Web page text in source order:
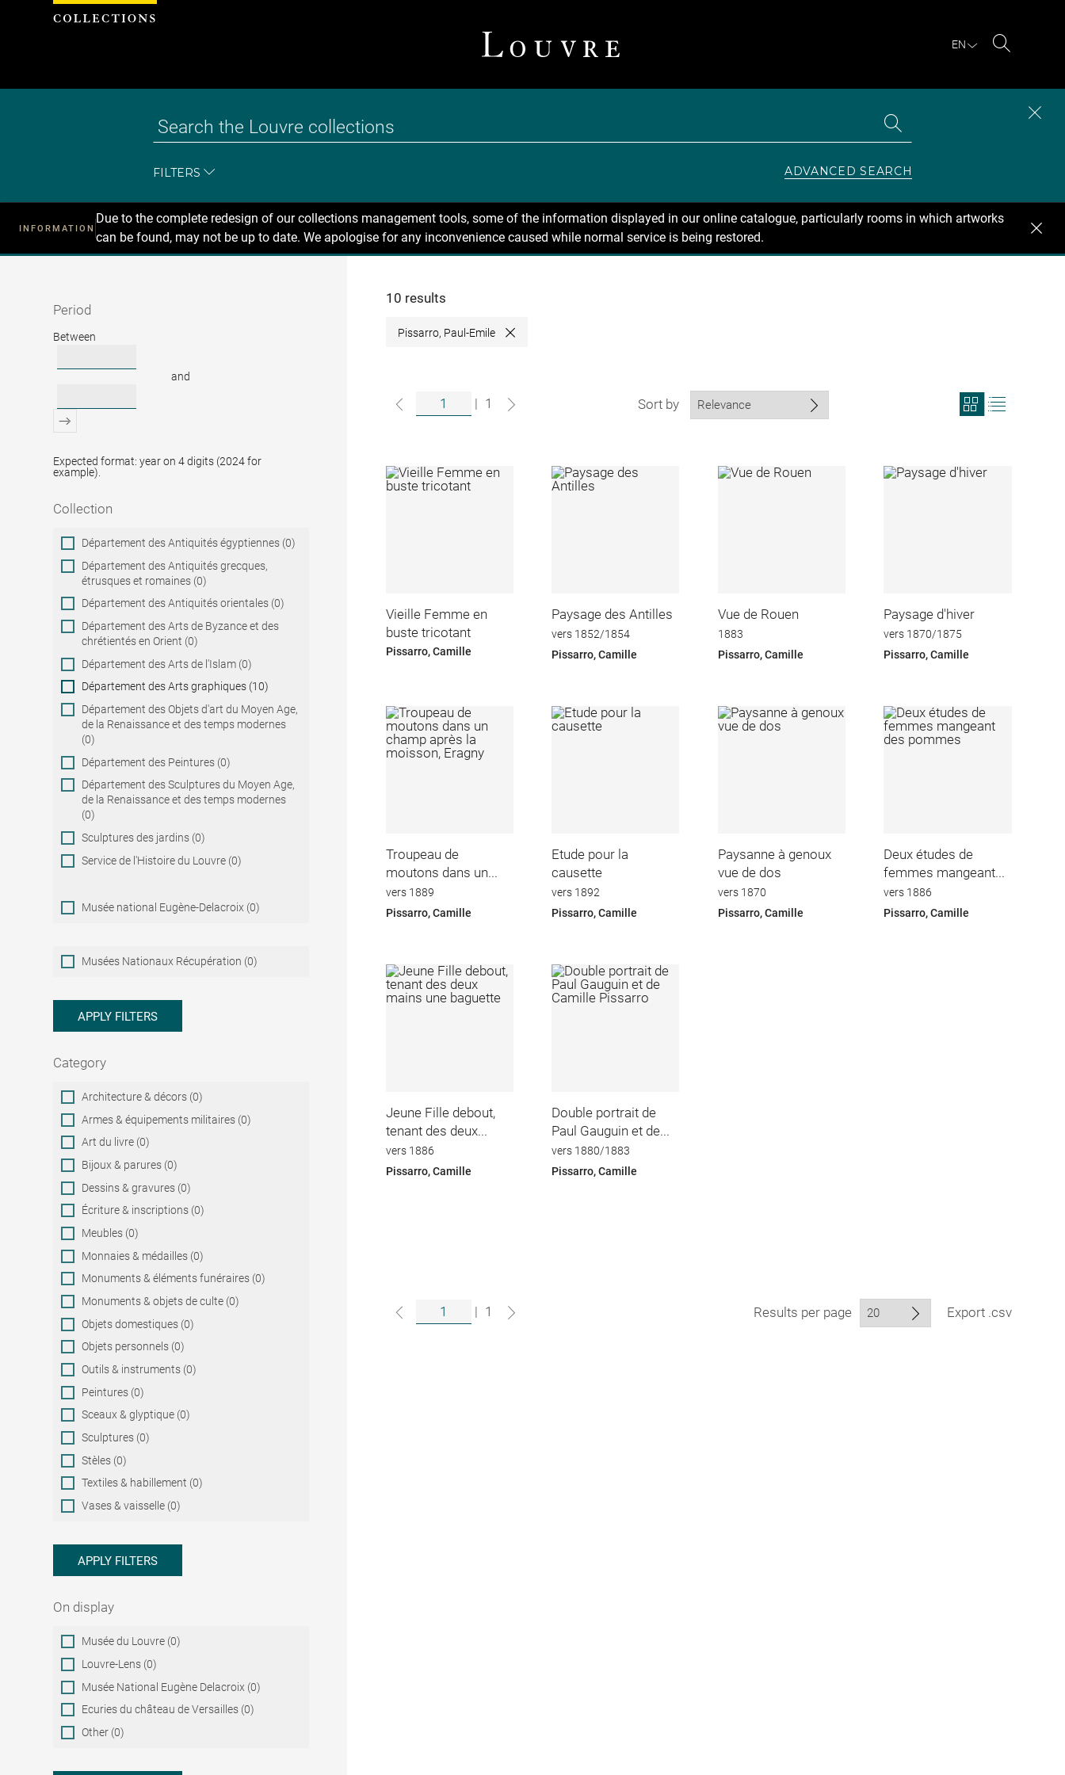
EN
FILTERS ADVANCED SEARCH
INFORMATION
Due to the complete redesign of our collections management tools, some of the information displayed in our online catalogue, particularly rooms in which artworks
can be found, may not be up to date. We apologise for any inconvenience caused while normal service is being restored.
Recherche
Period
Period
Between
and
Expected format: year on 4 digits (2024 for
example).
Collection
Collection
Département des Antiquités égyptiennes (0)
Département des Antiquités grecques,
étrusques et romaines (0)
Département des Antiquités orientales (0)
Département des Arts de Byzance et des
chrétientés en Orient (0)
Département des Arts de l'Islam (0)
Département des Arts graphiques (10)
Département des Objets d'art du Moyen Age,
de la Renaissance et des temps modernes
(0)
Département des Peintures (0)
Département des Sculptures du Moyen Age,
de la Renaissance et des temps modernes
(0)
Sculptures des jardins (0)
Service de l'Histoire du Louvre (0)
Musée national Eugène-Delacroix (0)
Musées
Nationaux
Musées Nationaux Récupération (0)
APPLY FILTERS
Category
Category
Architecture & décors (0)
Armes & équipements militaires (0)
Art du livre (0)
Bijoux & parures (0)
Dessins & gravures (0)
Écriture & inscriptions (0)
Meubles (0)
Monnaies & médailles (0)
Monuments & éléments funéraires (0)
Monuments & objets de culte (0)
Objets domestiques (0)
Objets personnels (0)
Outils & instruments (0)
Peintures (0)
Sceaux & glyptique (0)
Sculptures (0)
Stèles (0)
Textiles & habillement (0)
Vases & vaisselle (0)
APPLY FILTERS
On display
On
display
Musée du Louvre (0)
Louvre-Lens (0)
Musée National Eugène Delacroix (0)
Ecuries du château de Versailles (0)
Other (0)
10 results
Pissarro, Paul-Emile Close
| 1 Sort by
View
search
Vieille Femme en
buste tricotant
Pissarro, Camille
Paysage des Antilles
vers 1852/1854
Pissarro, Camille
Vue de Rouen
1883
Pissarro, Camille
Paysage d'hiver
vers 1870/1875
Pissarro, Camille
Troupeau de
moutons dans un...
vers 1889
Pissarro, Camille
Etude pour la
causette
vers 1892
Pissarro, Camille
Paysanne à genoux
vue de dos
vers 1870
Pissarro, Camille
Deux études de
femmes mangeant...
vers 1886
Pissarro, Camille
Jeune Fille debout,
tenant des deux...
vers 1886
Pissarro, Camille
Double portrait de
Paul Gauguin et de...
vers 1880/1883
Pissarro, Camille
| 1 Results per page Export .csv
Cookies management panel